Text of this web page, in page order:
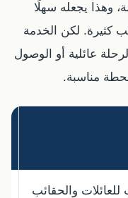
وهذا يجعله سهلًا
كثيرة. لكن الخدمة
عائلية أو الوصول
مناسبة.
والحقائب